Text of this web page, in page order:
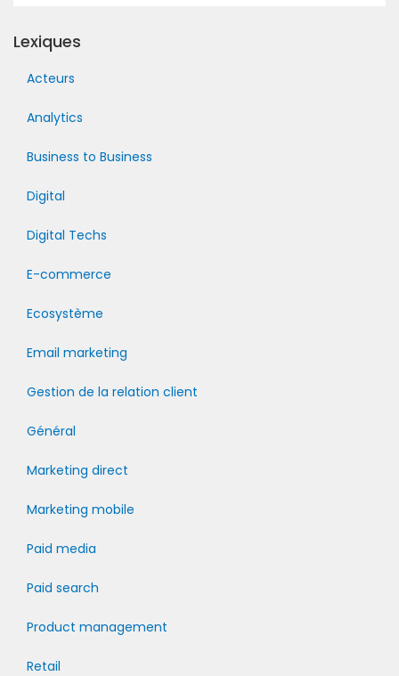
Lexiques
Acteurs
Analytics
Business to Business
Digital
Digital Techs
E-commerce
Ecosystème
Email marketing
Gestion de la relation client
Général
Marketing direct
Marketing mobile
Paid media
Paid search
Product management
Retail